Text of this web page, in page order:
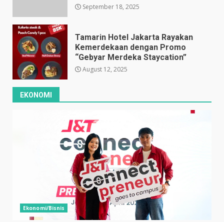
September 18, 2025
Tamarin Hotel Jakarta Rayakan
Kemerdekaan dengan Promo
“Gebyar Merdeka Staycation”
August 12, 2025
EKONOMI
Ekonomi/Bisnis